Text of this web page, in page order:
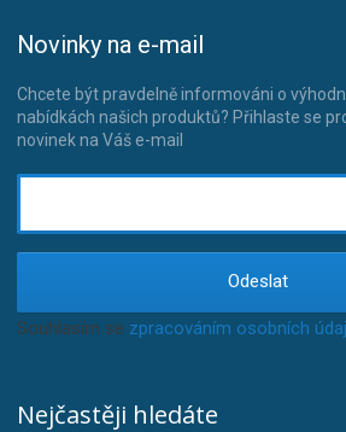
Novinky na e-mail
Chcete být pravdelně informováni o
nabídkách našich produktů? Přihlaste se
novinek na Váš e-mail
Odeslat
Souhlasím se zpracováním osobních
Nejčastěji hledáte